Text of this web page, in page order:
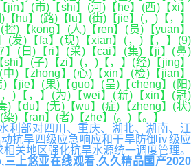
jin】(市)【shi】(河)【he】(西)【xi】
hu】(路)【lu】(街)【jie】(，)【，】
)【kong】(人)【ren】(员)【yuan】
(发)【fa】(现)【xian】(，)【，】(9)
】(日)【ri】(采)【cai】(集)【ji】(鼻)
shi】(子)【zi】(，)【，】(经)【jing】
)【zhong】(心)【xin】(检)【jian】
【jie】(果)【guo】(呈)【cheng】(阳)
，)【，】(为)【wei】(新)【xin】(冠)
)【du】(无)【wu】(症)【zheng】(状)
)【ran】(者)【zhe】(。)【。】
部对四川、重庆、湖北、湖南、江
抗旱四级应急响应和干旱防御ⅳ级应
关地区强化抗旱水源统一调度管理。
三上悠亚在线观看,久久精品国产2020